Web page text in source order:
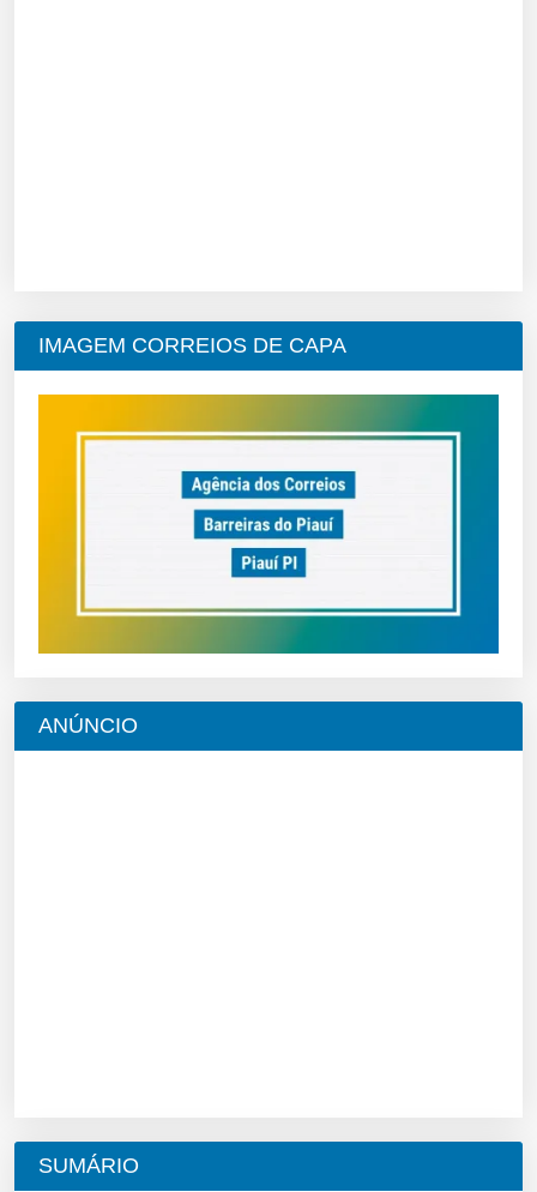
IMAGEM CORREIOS DE CAPA
ANÚNCIO
SUMÁRIO